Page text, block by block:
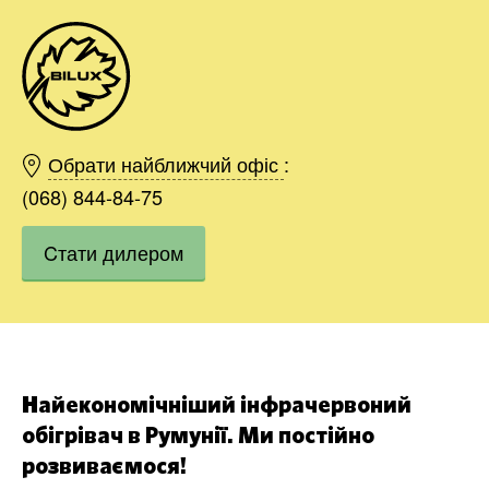
Обрати найближчий офіс :
(068) 844-84-75
Cтати дилером
Найекономічніший інфрачервоний
обігрівач в Румунії. Ми постійно
розвиваємося!
Київ
Харків
Одесса
Дніпро
Івано-Франківськ
Область